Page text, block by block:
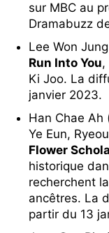
sur MBC au
Dramabuzz
Lee Won
Run Into You,
Ki Joo. La
janvier 2023.
Han Chae Ah
Ye Eun,
Flower
historique
recherchent
ancêtres. La
partir du 13